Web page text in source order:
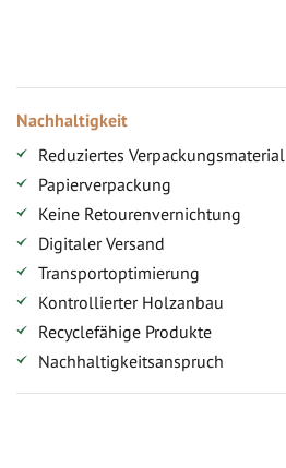
Nachhaltigkeit
Reduziertes Verpackungsmaterial
Papierverpackung
Keine Retourenvernichtung
Digitaler Versand
Transportoptimierung
Kontrollierter Holzanbau
Recyclefähige Produkte
Nachhaltigkeitsanspruch